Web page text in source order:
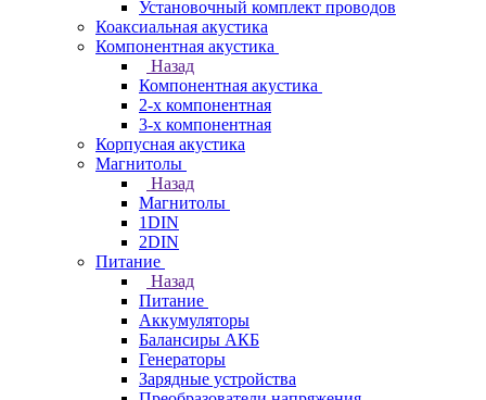
Установочный комплект проводов
Коаксиальная акустика
Компонентная акустика
Назад
Компонентная акустика
2-х компонентная
3-х компонентная
Корпусная акустика
Магнитолы
Назад
Магнитолы
1DIN
2DIN
Питание
Назад
Питание
Аккумуляторы
Балансиры АКБ
Генераторы
Зарядные устройства